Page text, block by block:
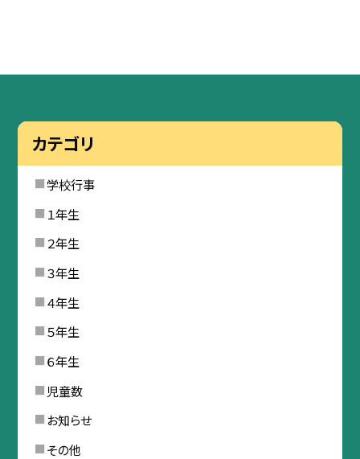
カテゴリ
学校行事
１年生
２年生
３年生
４年生
５年生
６年生
児童数
お知らせ
その他